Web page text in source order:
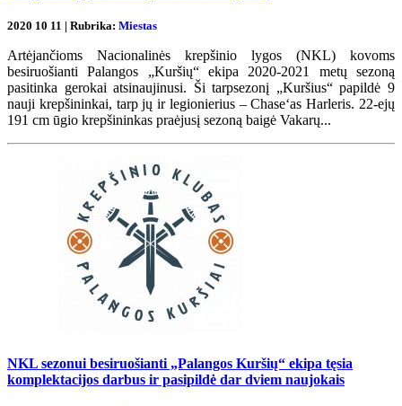
2020 10 11 | Rubrika: Miestas
Artėjančioms Nacionalinės krepšinio lygos (NKL) kovoms
besiruošianti Palangos „Kuršių“ ekipa 2020-2021 metų sezoną
pasitinka gerokai atsinaujinusi. Ši tarpsezonį „Kuršius“ papildė 9
nauji krepšininkai, tarp jų ir legionierius – Chase‘as Harleris. 22-ejų
191 cm ūgio krepšininkas praėjusį sezoną baigė Vakarų...
NKL sezonui besiruošianti „Palangos Kuršių“ ekipa tęsia
komplektacijos darbus ir pasipildė dar dviem naujokais